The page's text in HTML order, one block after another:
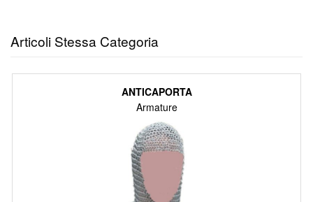
Articoli Stessa Categoria
ANTICAPORTA
Armature